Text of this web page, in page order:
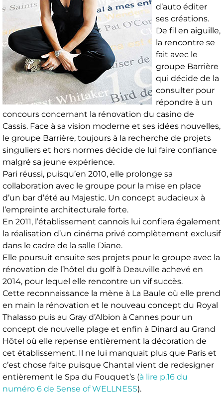
d’auto éditer
ses créations.
De fil en aiguille,
la rencontre se
fait avec le
groupe Barrière
qui décide de la
consulter pour
répondre à un
concours concernant la rénovation du casino de
Cassis. Face à sa vision moderne et ses idées nouvelles,
le groupe Barrière, toujours à la recherche de projets
singuliers et hors normes décide de lui faire confiance
malgré sa jeune expérience.
Pari réussi, puisqu’en 2010, elle prolonge sa
collaboration avec le groupe pour la mise en place
d’un bar d’été au Majestic. Un concept audacieux à
l’empreinte architecturale forte.
En 2011, l’établissement cannois lui confiera également
la réalisation d’un cinéma privé complètement exclusif
dans le cadre de la salle Diane.
Elle poursuit ensuite ses projets pour le groupe avec la
rénovation de l’hôtel du golf à Deauville achevé en
2014, pour lequel elle rencontre un vif succès.
Cette reconnaissance la mène à La Baule où elle prend
en main la rénovation et le nouveau concept du Royal
Thalasso puis au Gray d’Albion à Cannes pour un
concept de nouvelle plage et enfin à Dinard au Grand
Hôtel où elle repense entièrement la décoration de
cet établissement. Il ne lui manquait plus que Paris et
c’est chose faite puisque Chantal vient de redesigner
entièrement le Spa du Fouquet’s (à lire p.16 du
numéro 6 de Sense of WELLNESS).